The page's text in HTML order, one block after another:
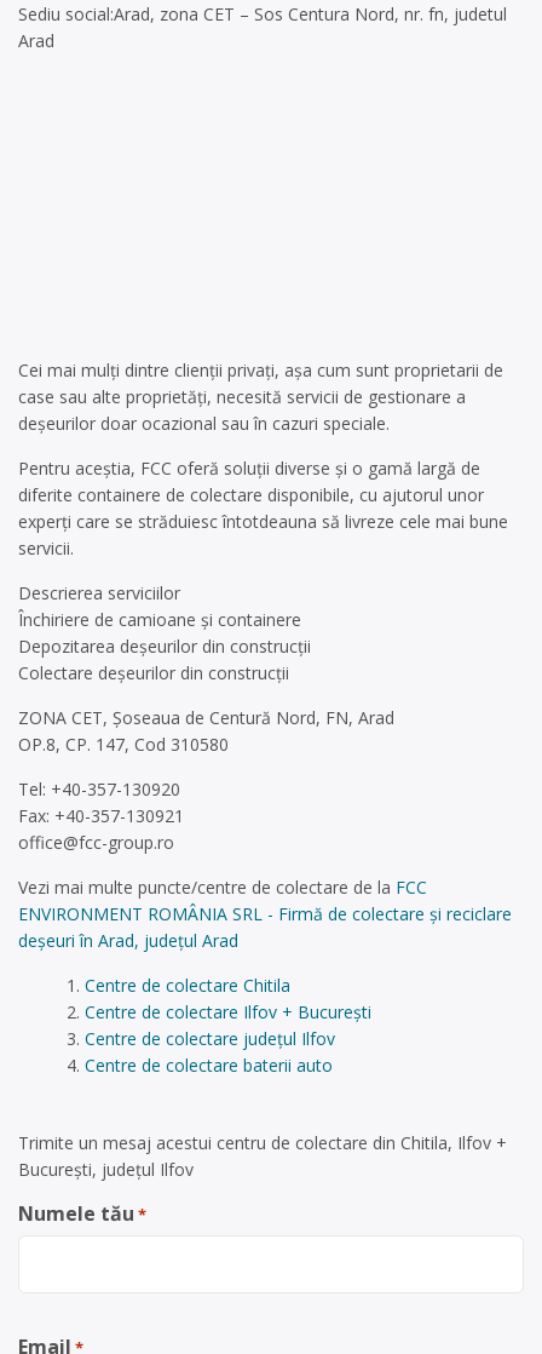
Sediu social:Arad, zona CET – Sos Centura Nord, nr. fn, judetul
Arad
Cei mai mulți dintre clienții privați, așa cum sunt proprietarii de
case sau alte proprietăți, necesită servicii de gestionare a
deșeurilor doar ocazional sau în cazuri speciale.
Pentru aceștia, FCC oferă soluții diverse și o gamă largă de
diferite containere de colectare disponibile, cu ajutorul unor
experți care se străduiesc întotdeauna să livreze cele mai bune
servicii.
Descrierea serviciilor
Închiriere de camioane și containere
Depozitarea deșeurilor din construcții
Colectare deșeurilor din construcții
ZONA CET, Șoseaua de Centură Nord, FN, Arad
OP.8, CP. 147, Cod 310580
Tel: +40-357-130920
Fax: +40-357-130921
office@fcc-group.ro
Vezi mai multe puncte/centre de colectare de la FCC
ENVIRONMENT ROMÂNIA SRL - Firmă de colectare și reciclare
deșeuri în Arad, județul Arad
Centre de colectare Chitila
Centre de colectare Ilfov + București
Centre de colectare județul Ilfov
Centre de colectare baterii auto
Trimite un mesaj acestui centru de colectare din Chitila, Ilfov +
București, județul Ilfov
Numele tău *
Email *